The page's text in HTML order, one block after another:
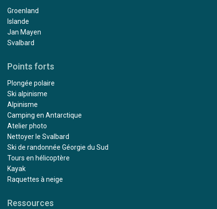
Groenland
Islande
Jan Mayen
Svalbard
Points forts
Plongée polaire
Ski alpinisme
Alpinisme
Camping en Antarctique
Atelier photo
Nettoyer le Svalbard
Ski de randonnée Géorgie du Sud
Tours en hélicoptère
Kayak
Raquettes à neige
Ressources